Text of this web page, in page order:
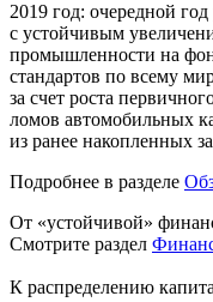
2019 год: очередной
с устойчивым
промышленности на
стандартов по всему
за счет роста
ломов автомобильных
из ранее накопленных
Подробнее в разделе
От «устойчивой»
Смотрите раздел
К распределению